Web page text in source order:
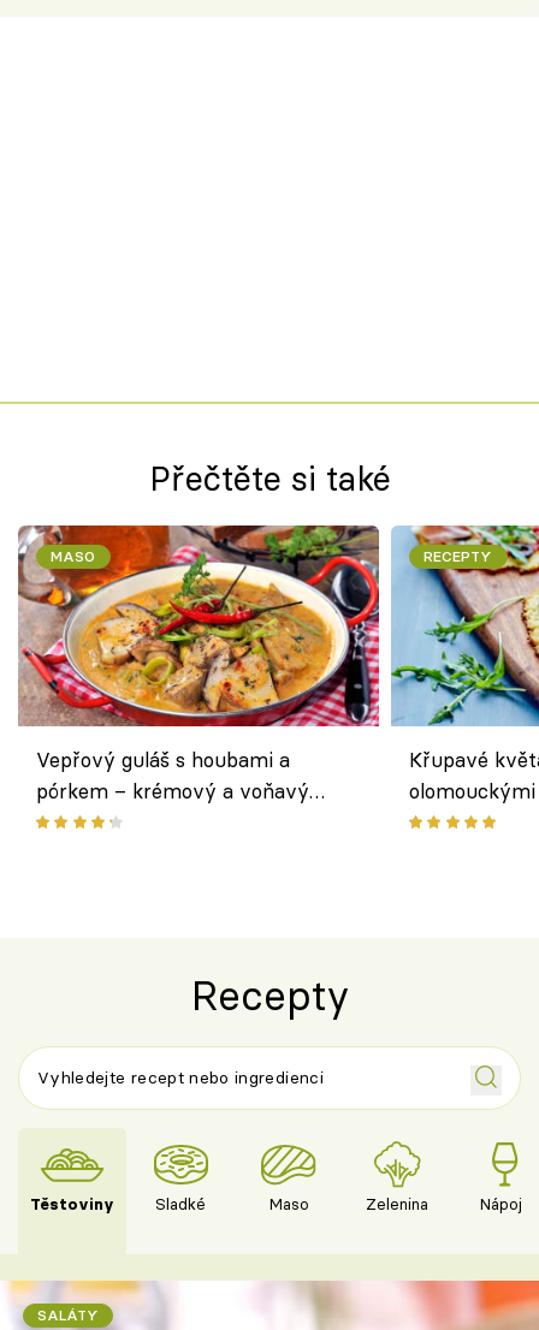
Přečtěte si také
MASO
Vepřový guláš s houbami a
pórkem – krémový a voňavý
pokrm z jednoho hrnce
RECEPTY
Křupavé
bezlepkový
Recepty
Těstoviny Sladké Maso Zelenina Nápoje
SALÁTY